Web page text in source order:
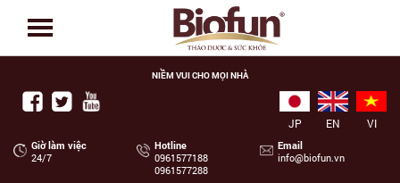
NIỀM VUI CHO MỌI NHÀ
VI
EN
JP
Giờ làm việc
24/7
Hotline
‭0961577188
0961577288
Email
info@biofun.vn